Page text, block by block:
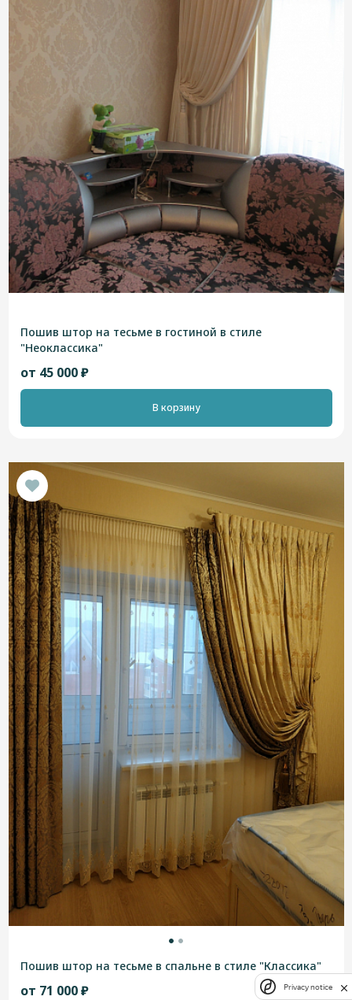
Пошив штор на тесьме в гостиной в стиле
"Неоклассика"
от 45 000 ₽
В корзину
Пошив штор на тесьме в спальне в стиле "Классика"
от 71 000 ₽ Privacy notice